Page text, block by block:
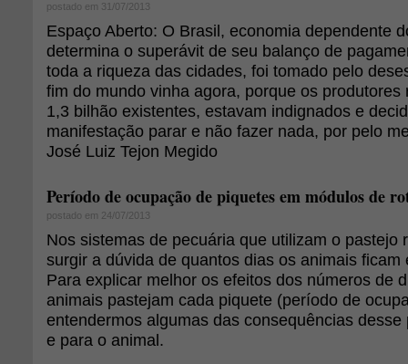
postado em 31/07/2013
Espaço Aberto: O Brasil, economia dependente
determina o superávit de seu balanço de
toda a riqueza das cidades, foi tomado pelo
fim do mundo vinha agora, porque os produtores
1,3 bilhão existentes, estavam indignados e
manifestação parar e não fazer nada, por pelo
José Luiz Tejon Megido
Período de ocupação de piquetes em módulos de
postado em 24/07/2013
Nos sistemas de pecuária que utilizam o pastejo
surgir a dúvida de quantos dias os animais ficam
Para explicar melhor os efeitos dos números de
animais pastejam cada piquete (período de
entendermos algumas das consequências
e para o animal.